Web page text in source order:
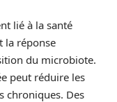
lié à la santé
la réponse
du microbiote.
peut réduire les
chroniques. Des